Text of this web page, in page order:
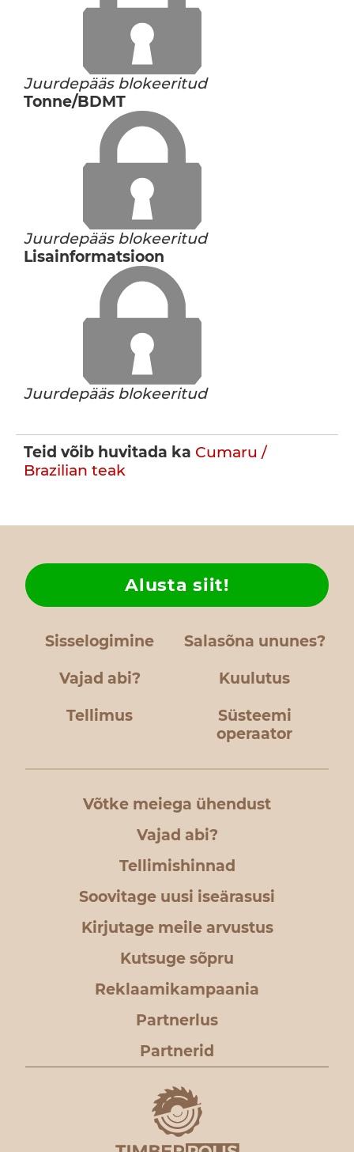
Juurdepääs blokeeritud
Tonne/BDMT
Juurdepääs blokeeritud
Lisainformatsioon
Juurdepääs blokeeritud
Teid võib huvitada ka Cumaru /
Brazilian teak
Sisselogimine Salasõna ununes?
Vajad abi?
Alusta siit!
Kuulutus
Tellimus
Süsteemi
operaator
Võtke meiega ühendust
Vajad abi?
Tellimishinnad
Soovitage uusi iseärasusi
Kirjutage meile arvustus
Kutsuge sõpru
Reklaamikampaania
Partnerlus
Partnerid